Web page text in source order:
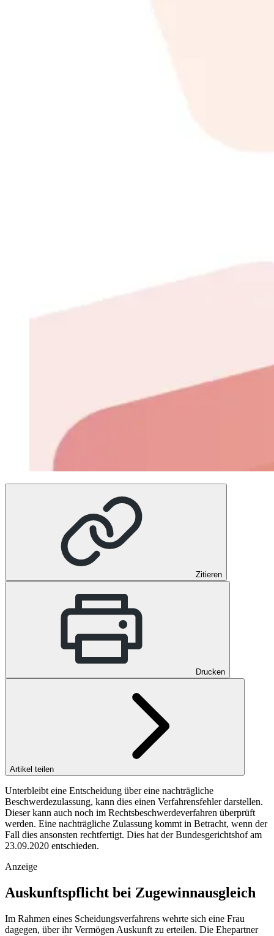
Zitieren
Drucken
Artikel teilen
Unterbleibt eine Entscheidung über eine nachträgliche
Beschwerdezulassung, kann dies einen Verfahrensfehler darstellen.
Dieser kann auch noch im Rechtsbeschwerdeverfahren überprüft
werden. Eine nachträgliche Zulassung kommt in Betracht, wenn der
Fall dies ansonsten rechtfertigt. Dies hat der Bundesgerichtshof am
23.09.2020 entschieden.
Anzeige
Auskunftspflicht bei Zugewinnausgleich
Im Rahmen eines Scheidungsverfahrens wehrte sich eine Frau
dagegen, über ihr Vermögen Auskunft zu erteilen. Die Ehepartner